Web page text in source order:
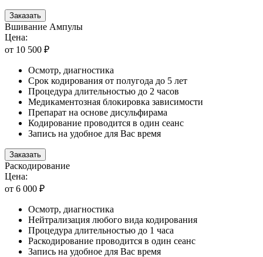
Заказать
Вшивание Ампулы
Цена:
от 10 500 ₽
Осмотр, диагностика
Срок кодирования от полугода до 5 лет
Процедура длительностью до 2 часов
Медикаментозная блокировка зависимости
Препарат на основе дисульфирама
Кодирование проводится в один сеанс
Запись на удобное для Вас время
Заказать
Раскодирование
Цена:
от 6 000 ₽
Осмотр, диагностика
Нейтрализация любого вида кодирования
Процедура длительностью до 1 часа
Раскодирование проводится в один сеанс
Запись на удобное для Вас время